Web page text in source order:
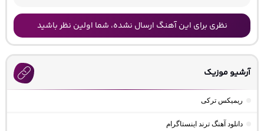
نظری برای این آهنگ ارسال نشده، شما اولین نظر باشید
آرشیو موزیک
ریمیکس ترکی
دانلود آهنگ ترند اینستاگرام